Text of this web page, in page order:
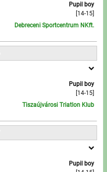
Pupil boy
[14-15]
Debreceni Sportcentrum NKft.
Pupil boy
[14-15]
Tiszaújvárosi Triatlon Klub
Pupil boy